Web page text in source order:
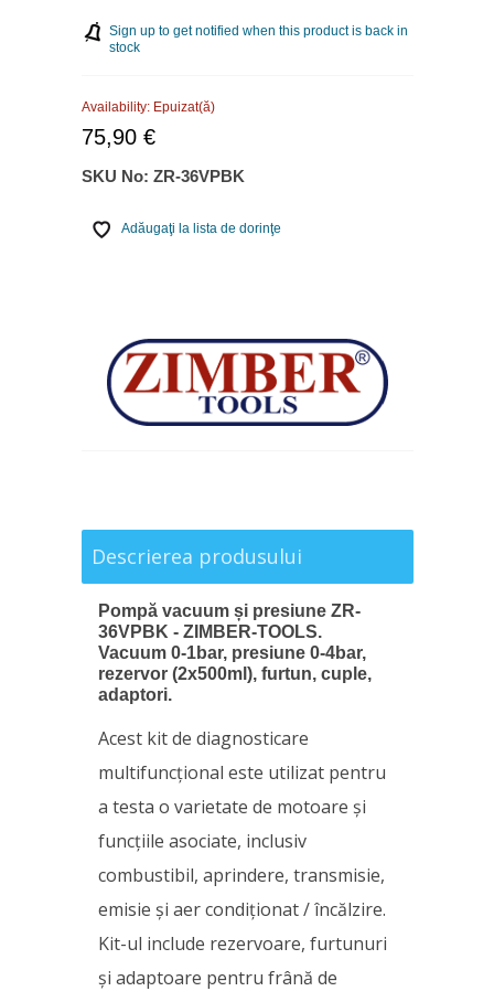
Sign up to get notified when this product is back in
stock
Availability: Epuizat(ă)
75,90 €
SKU No: ZR-36VPBK
Adăugaţi la lista de dorinţe
Descrierea produsului
Pompă vacuum și presiune ZR-
36VPBK - ZIMBER-TOOLS.
Vacuum 0-1bar, presiune 0-4bar,
rezervor (2x500ml), furtun, cuple,
adaptori.
Acest kit de diagnosticare
multifuncțional este utilizat pentru
a testa o varietate de motoare și
funcțiile asociate, inclusiv
combustibil, aprindere, transmisie,
emisie și aer condiționat / încălzire.
Kit-ul include rezervoare, furtunuri
și adaptoare pentru frână de